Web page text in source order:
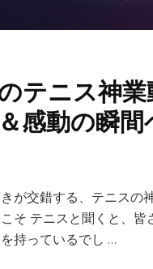
面
白
ル
集
テニス神業
感動の瞬間
が交錯する、テニスの
そ テニスと聞くと、皆
持っているでし …